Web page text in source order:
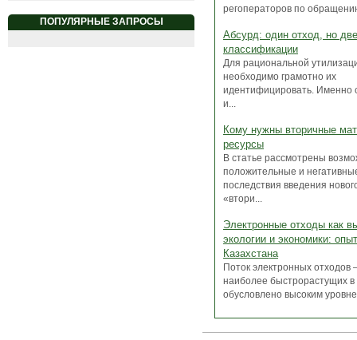
ПОПУЛЯРНЫЕ ЗАПРОСЫ
регоператоров по
Абсурд: один отход, но две
классификации
Для рациональной
необходимо грамотно их
идентифицировать. Именно
и...
Кому нужны вторичные
ресурсы
В статье рассмотрены
положительные и
последствия введения
«втори...
Электронные отходы как
экологии и экономики: опыт
Казахстана
Поток электронных отходов
наиболее быстрорастущих в
обусловлено высоким